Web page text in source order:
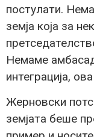
постулати.
земја која за
Немаме
интеграција,
Жерновски
земјата беше